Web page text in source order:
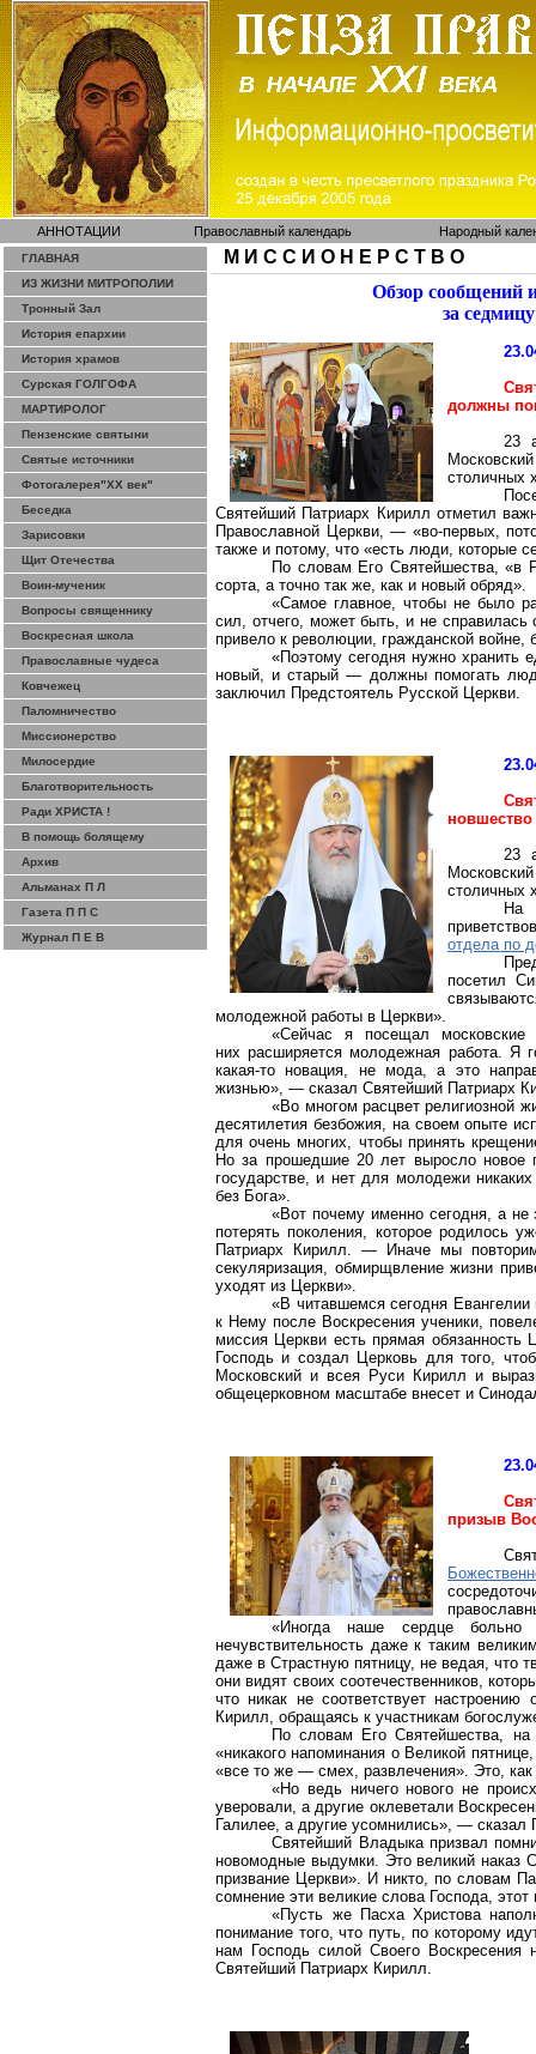
АННОТАЦИИ Православный календарь Народный
ГЛАВНАЯ
ИЗ ЖИЗНИ МИТРОПОЛИИ
Тронный Зал
История епархии
История храмов
Сурская ГОЛГОФА
МАРТИРОЛОГ
Пензенские святыни
Святые источники
Фотогалерея"ХХ век"
Беседка
Зарисовки
Щит Отечества
Воин-мученик
Вопросы священнику
Воскресная школа
Православные чудеса
Ковчежец
Паломничество
Миссионерство
Милосердие
Благотворительность
Ради ХРИСТА !
В помощь болящему
Архив
Альманах П Л
Газета П П С
Журнал П Е В
М И С С И О Н Е Р С Т В О
Обзор сообщений
за седмицу
должны
23
столичных
Святейший Патриарх Кирилл отметил
Православной Церкви, ― «во-первых,
также и потому, что «есть люди, которые
По словам Его Святейшества, «в
сорта, а точно так же, как и новый обряд».
«Самое главное, чтобы не было
сил, отчего, может быть, и не
привело к революции, гражданской
«Поэтому сегодня нужно хранить
новый, и старый ― должны помогать
заключил Предстоятель Русской Церкви.
23
столичных
отдела по
посетил
молодежной работы в Церкви».
«Сейчас я посещал
них расширяется молодежная работа. Я
какая-то новация, не мода, а это
жизнью», ― сказал Святейший Патриарх
«Во многом расцвет религиозной
десятилетия безбожия, на своем опыте
для очень многих, чтобы принять
Но за прошедшие 20 лет выросло новое
государстве, и нет для молодежи
без Бога».
«Вот почему именно сегодня, а
потерять поколения, которое родилось
Патриарх Кирилл. ― Иначе мы
секуляризация, обмирщвление жизни
уходят из Церкви».
«В читавшемся сегодня
к Нему после Воскресения ученики,
миссия Церкви есть прямая
Господь и создал Церковь для того,
Московский и всея Руси Кирилл и
общецерковном масштабе внесет и
призыв
«Иногда наше сердце больно
нечувствительность даже к таким
даже в Страстную пятницу, не ведая, что
они видят своих соотечественников,
что никак не соответствует
Кирилл, обращаясь к участникам
По словам Его Святейшества, на
«никакого напоминания о Великой
«все то же ― смех, развлечения». Это,
«Но ведь ничего нового не
уверовали, а другие оклеветали
Галилее, а другие усомнились», ― сказал
Святейший Владыка призвал
новомодные выдумки. Это великий наказ
призвание Церкви». И никто, по словам
сомнение эти великие слова Господа,
«Пусть же Пасха Христова
понимание того, что путь, по которому
нам Господь силой Своего Воскресения
Святейший Патриарх Кирилл.